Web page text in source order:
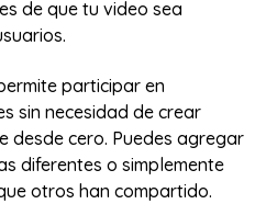
de que tu video sea
participar en
sin necesidad de crear
desde cero. Puedes agregar
diferentes o simplemente
otros han compartido.